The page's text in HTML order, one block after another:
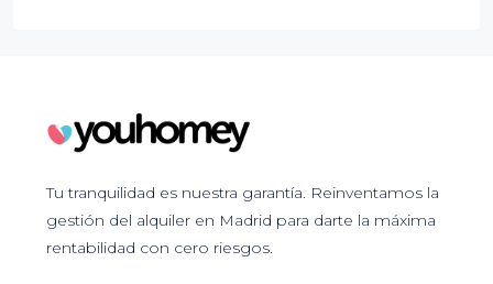
Tu tranquilidad es nuestra garantía. Reinventamos la
gestión del alquiler en Madrid para darte la máxima
rentabilidad con cero riesgos.